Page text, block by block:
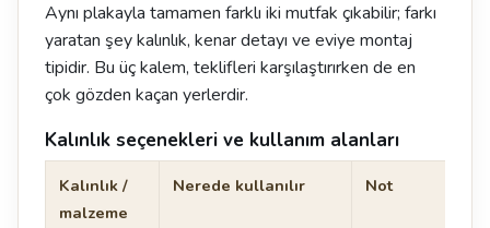
Aynı plakayla tamamen farklı iki mutfak çıkabilir; farkı
yaratan şey kalınlık, kenar detayı ve eviye montaj
tipidir. Bu üç kalem, teklifleri karşılaştırırken de en
çok gözden kaçan yerlerdir.
Kalınlık seçenekleri ve kullanım alanları
Kalınlık /
malzeme
Nerede kullanılır Not